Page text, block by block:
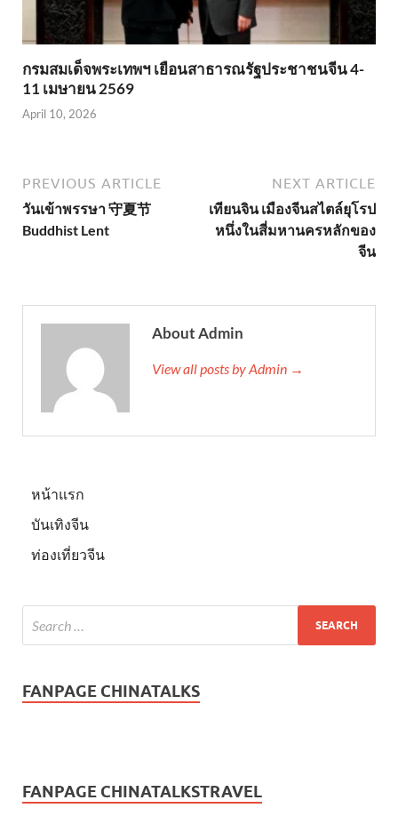
กรมสมเด็จพระเทพฯ เยือนสาธารณรัฐประชาชนจีน 4-
11 เมษายน 2569
April 10, 2026
PREVIOUS ARTICLE
วันเข้าพรรษา 守夏节
Buddhist Lent
NEXT ARTICLE
เทียนจิน เมืองจีนสไตล์ยุโรป
หนึ่งในสี่มหานครหลักของ
จีน
About Admin
View all posts by Admin →
หน้าแรก
บันเทิงจีน
ท่องเที่ยวจีน
FANPAGE CHINATALKS
FANPAGE CHINATALKSTRAVEL